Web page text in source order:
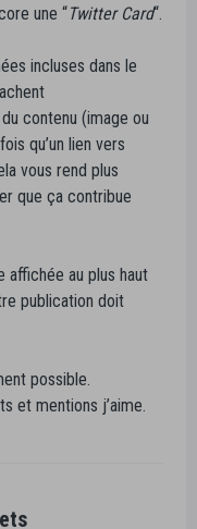
une “Twitter Card“.
incluses dans le
contenu (image ou
qu’un lien vers
vous rend plus
que ça contribue
affichée au plus haut
publication doit
possible.
et mentions j’aime.